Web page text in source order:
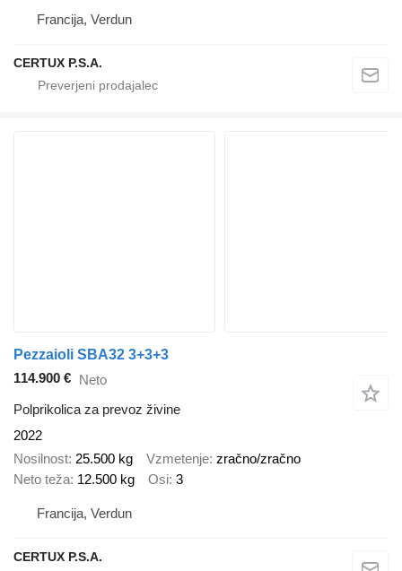
Francija, Verdun
CERTUX P.S.A.
Pezzaioli SBA32 3+3+3
114.900 € Neto
Polprikolica za prevoz živine
2022
Nosilnost 25.500 kg Vzmetenje zračno/zračno
Neto teža 12.500 kg Osi 3
Francija, Verdun
CERTUX P.S.A.